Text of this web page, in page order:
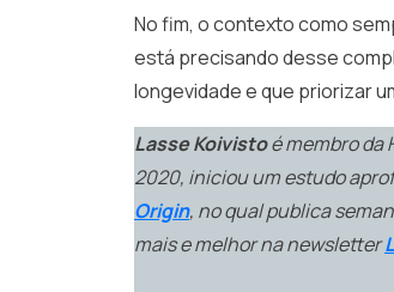
No fim, o contexto como
está precisando desse
longevidade e que priorizar
Lasse Koivistoé membro da
2020, iniciou um estudo
Origin, no qual publica
mais e melhor na newsletter